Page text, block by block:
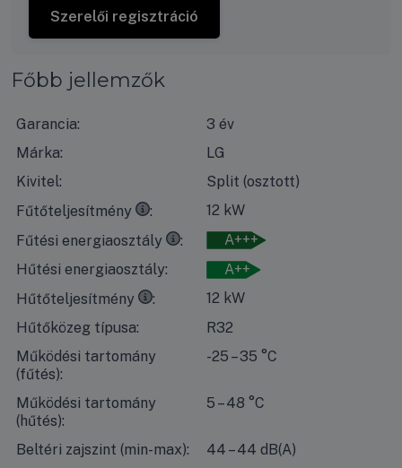
Szerelői regisztráció
Főbb jellemzők
Garancia:
3 év
Márka:
LG
Kivitel:
Split (osztott)
Fűtőteljesítmény
12 kW
35°Ckilépő vízhőmérséklet esetén, 7°C-os száraz
Fűtési energiaosztály
A+++
35°Ckilépő vízhőmérséklet esetén, 7°C-os száraz
Hűtési energiaosztály:
A++
Hűtőteljesítmény
12 kW
7°Ckilépő vízhőmérséklet esetén, 35°C-os száraz
Hűtőközeg típusa:
R32
Működési tartomány
(fűtés):
-25 – 35 °C
Működési tartomány
(hűtés):
5 – 48 °C
Beltéri zajszint (min-max):
44 – 44 dB(A)